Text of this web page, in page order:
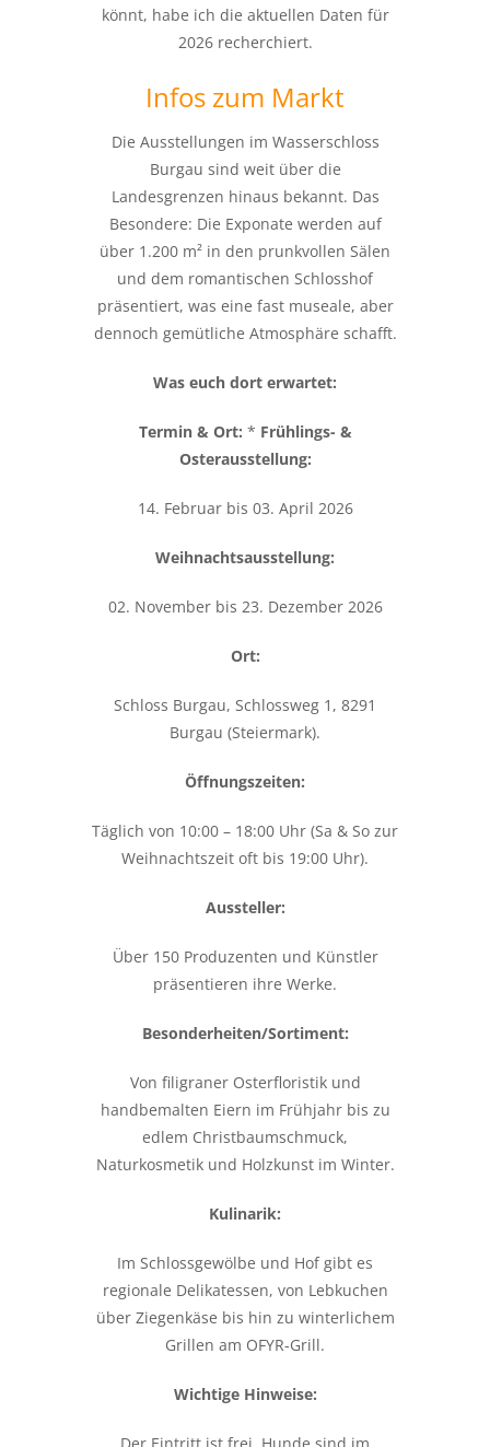
könnt, habe ich die aktuellen Daten für
2026 recherchiert.
Infos zum Markt
Die Ausstellungen im Wasserschloss
Burgau sind weit über die
Landesgrenzen hinaus bekannt. Das
Besondere: Die Exponate werden auf
über 1.200 m² in den prunkvollen Sälen
und dem romantischen Schlosshof
präsentiert, was eine fast museale, aber
dennoch gemütliche Atmosphäre schafft.
Was euch dort erwartet:
Termin & Ort: * Frühlings- &
Osterausstellung:
14. Februar bis 03. April 2026
Weihnachtsausstellung:
02. November bis 23. Dezember 2026
Ort:
Schloss Burgau, Schlossweg 1, 8291
Burgau (Steiermark).
Öffnungszeiten:
Täglich von 10:00 – 18:00 Uhr (Sa & So zur
Weihnachtszeit oft bis 19:00 Uhr).
Aussteller:
Über 150 Produzenten und Künstler
präsentieren ihre Werke.
Besonderheiten/Sortiment:
Von filigraner Osterfloristik und
handbemalten Eiern im Frühjahr bis zu
edlem Christbaumschmuck,
Naturkosmetik und Holzkunst im Winter.
Kulinarik:
Im Schlossgewölbe und Hof gibt es
regionale Delikatessen, von Lebkuchen
über Ziegenkäse bis hin zu winterlichem
Grillen am OFYR-Grill.
Wichtige Hinweise: